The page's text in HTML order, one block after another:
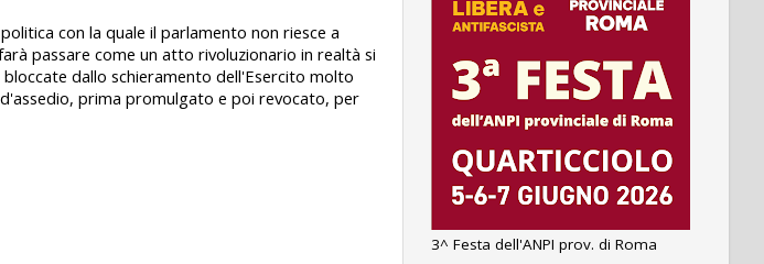
con la quale il parlamento non riesce a
passare come un atto rivoluzionario in realtà si
dallo schieramento dell'Esercito molto
prima promulgato e poi revocato, per
3^ Festa dell'ANPI prov. di Roma